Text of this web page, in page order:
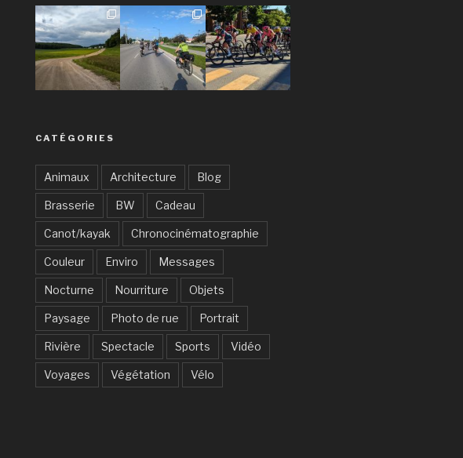
CATÉGORIES
Animaux Architecture Blog
Brasserie BW Cadeau
Canot/kayak Chronocinématographie
Couleur Enviro Messages
Nocturne Nourriture Objets
Paysage Photo de rue Portrait
Rivière Spectacle Sports Vidéo
Voyages Végétation Vélo